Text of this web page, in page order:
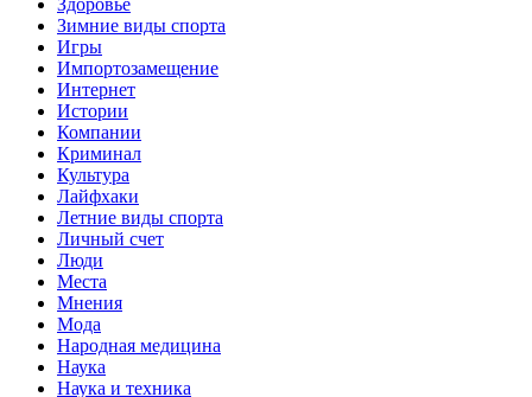
Зимние виды спорта
Игры
Импортозамещение
Интернет
Истории
Компании
Криминал
Культура
Лайфхаки
Летние виды спорта
Личный счет
Люди
Места
Мнения
Мода
Народная медицина
Наука
Наука и техника